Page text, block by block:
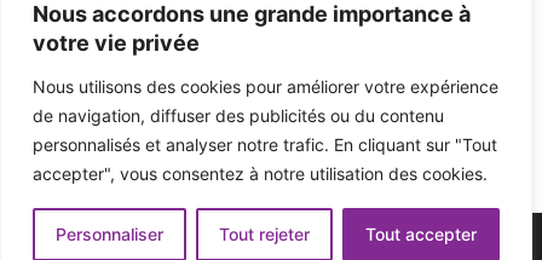
Nous accordons une grande importance à
votre vie privée
Nous utilisons des cookies pour améliorer votre expérience
de navigation, diffuser des publicités ou du contenu
personnalisés et analyser notre trafic. En cliquant sur "Tout
accepter", vous consentez à notre utilisation des cookies.
Personnaliser Tout rejeter Tout accepter
Afroman poursuit un policier de l'Ohio après la
victoire du jury en diffamation
© 2026 - Pop'n Music -